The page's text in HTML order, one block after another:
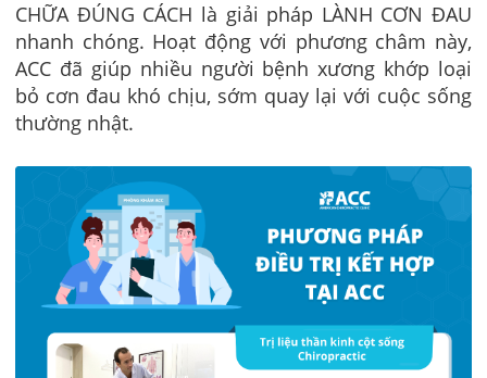
CHỮA ĐÚNG CÁCH là giải pháp LÀNH CƠN ĐAU
nhanh chóng. Hoạt động với phương châm này,
ACC đã giúp nhiều người bệnh xương khớp loại
bỏ cơn đau khó chịu, sớm quay lại với cuộc sống
thường nhật.